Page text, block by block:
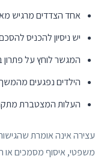
אחד הצדדים מרגיש
יש ניסיון להכניס
המגשר לוחץ על
הילדים נפגעים מהמשך
העלות המצטברת
עצירה אינה אומרת
משפטי, איסוף מסמכים או